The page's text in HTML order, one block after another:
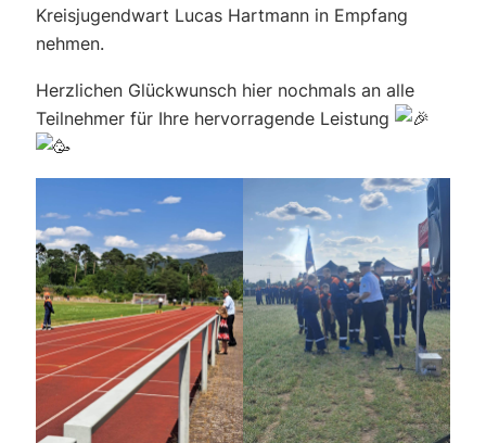
Kreisjugendwart Lucas Hartmann in Empfang
nehmen.
Herzlichen Glückwunsch hier nochmals an alle
Teilnehmer für Ihre hervorragende Leistung